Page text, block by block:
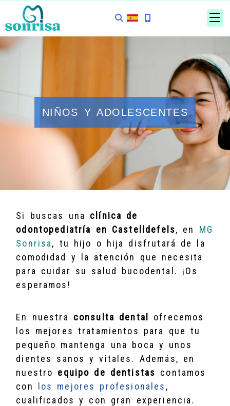
NIÑOS Y ADOLESCENTES
Si buscas una clínica de
odontopediatría en Castelldefels, en MG
Sonrisa, tu hijo o hija disfrutará de la
comodidad y la atención que necesita
para cuidar su salud bucodental. ¡Os
esperamos!
En nuestra consulta dental
ofrecemos
los mejores tratamientos para que tu
pequeño mantenga una boca y unos
dientes sanos y vitales. Además, en
nuestro equipo de dentistas contamos
con
los mejores profesionales ,
cualificados y con gran experiencia.